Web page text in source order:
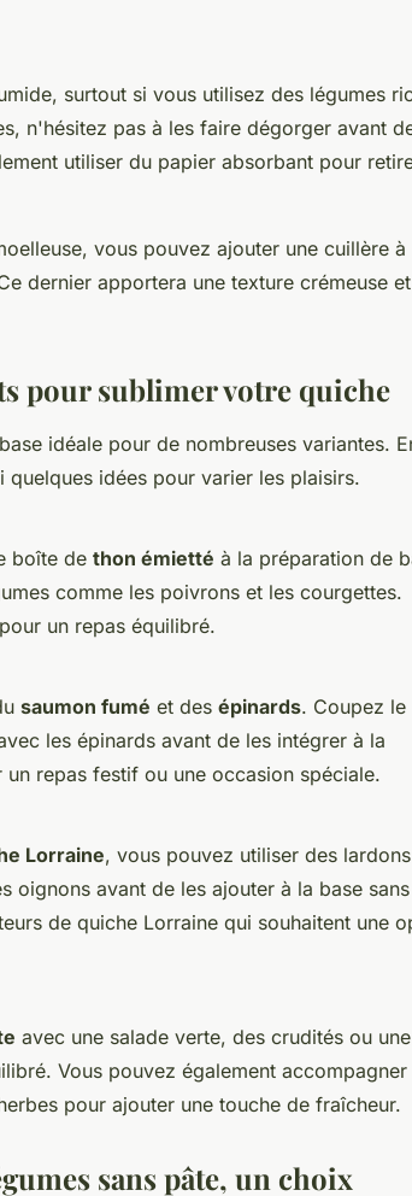
surtout si vous utilisez des légumes
n'hésitez pas à les faire dégorger avant
utiliser du papier absorbant pour
vous pouvez ajouter une cuillère à
dernier apportera une texture crémeuse et
pour sublimer votre quiche
idéale pour de nombreuses variantes.
idées pour varier les plaisirs.
boîte de thon émietté à la préparation de
comme les poivrons et les courgettes.
un repas équilibré.
saumon fumé et des épinards. Coupez le
les épinards avant de les intégrer à la
repas festif ou une occasion spéciale.
Lorraine, vous pouvez utiliser des
oignons avant de les ajouter à la base sans
de quiche Lorraine qui souhaitent une
avec une salade verte, des crudités ou une
Vous pouvez également accompagner
pour ajouter une touche de fraîcheur.
sans pâte, un choix